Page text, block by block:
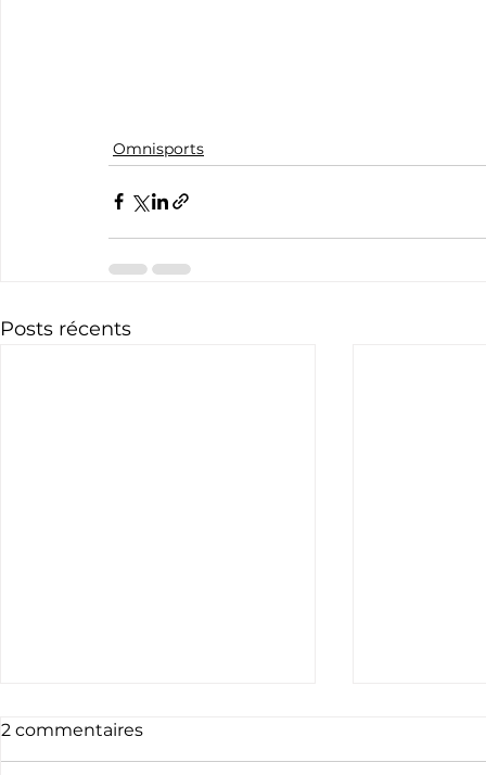
Omnisports
Posts récents
2 commentaires